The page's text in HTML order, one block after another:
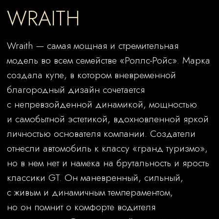
с непревзойденной динамикой, мощностью
и самобытной эстетикой, вдохновленной яркой
отнесли автомобиль к классу «гранд туризмо»,
но в нем нет и намека на брутальность и ярость
классики GT. Он маневренный, сильный,
с живым и динамичным темпераментом,
но он помнит о комфорте водителя
и пассажиров. Это настоящий джентльмен,
который воплощает жажду приключений,
любовь к рискованной скорости
и безупречный внешний вид, в котором
продумано все до детали.